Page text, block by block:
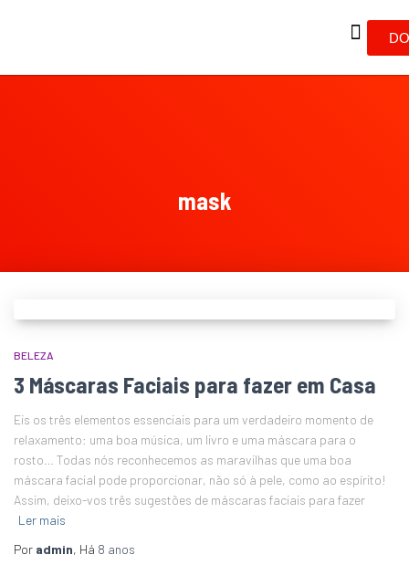
mask
BELEZA
3 Máscaras Faciais para fazer em Casa
Eis os três elementos essenciais para um verdadeiro momento de
relaxamento: uma boa música, um livro e uma máscara para o
rosto… Todas nós reconhecemos as maravilhas que uma boa
máscara facial pode proporcionar, não só à pele, como ao espírito!
Assim, deixo-vos três sugestões de máscaras faciais para fazer
Ler mais
Por admin, Há 8 anos